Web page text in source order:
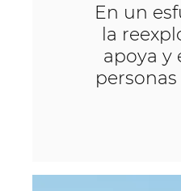
En un
la
apoya y